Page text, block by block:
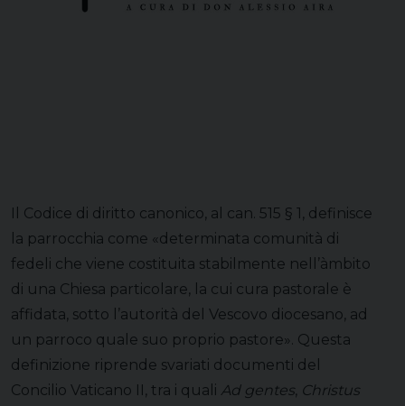
Il Codice di diritto canonico, al can. 515 § 1, definisce
la parrocchia come «determinata comunità di
fedeli che viene costituita stabilmente nell’àmbito
di una Chiesa particolare, la cui cura pastorale è
affidata, sotto l’autorità del Vescovo diocesano, ad
un parroco quale suo proprio pastore». Questa
definizione riprende svariati documenti del
Concilio Vaticano II, tra i quali Ad gentes, Christus